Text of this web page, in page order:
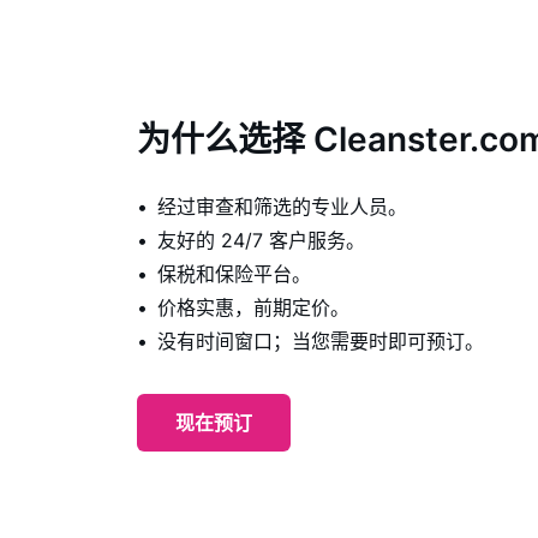
为什么选择
经过审查和筛选的专业人员。
友好的 24/7 客户服务。
保税和保险平台。
价格实惠，前期定价。
没有时间窗口；当您需要时即可预订。
现在预订